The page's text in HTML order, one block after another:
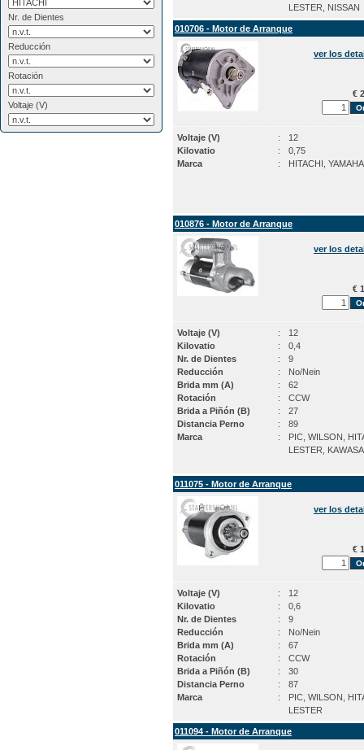
Nr. de Dientes
Reducción
Rotación
Voltaje (V)
LESTER, NISSAN
010706 - Motor de Arranque
ver los
€
Voltaje (V) :
12
Kilovatio
:
0,75
Marca
: HITACHI, YAMAHA
010876 - Motor de Arranque
ver los
€
Voltaje (V) :
12
Kilovatio
:
0,4
Nr. de Dientes
:
9
Reducción
:
No/Nein
Brida mm (A)
:
62
Rotación
:
CCW
Brida a Piñón (B)
:
27
Distancia Perno
:
89
Marca
:
PIC, WILSON,
LESTER,
011075 - Motor de Arranque
ver los
€
Voltaje (V) :
12
Kilovatio
:
0,6
Nr. de Dientes
:
9
Reducción
:
No/Nein
Brida mm (A)
:
67
Rotación
:
CCW
Brida a Piñón (B)
:
30
Distancia Perno
:
87
Marca
:
PIC, WILSON,
LESTER
011094 - Motor de Arranque